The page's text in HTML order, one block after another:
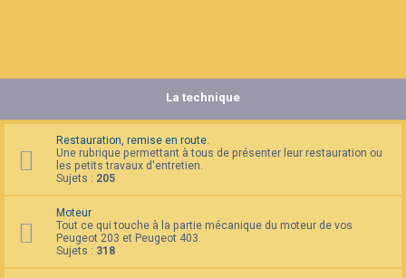
s
La technique
Restauration, remise en route.
Une rubrique permettant à tous de présenter leur restauration ou
les petits travaux d'entretien.
Sujets : 205
Moteur
Tout ce qui touche à la partie mécanique du moteur de vos
Peugeot 203 et Peugeot 403.
Sujets : 318